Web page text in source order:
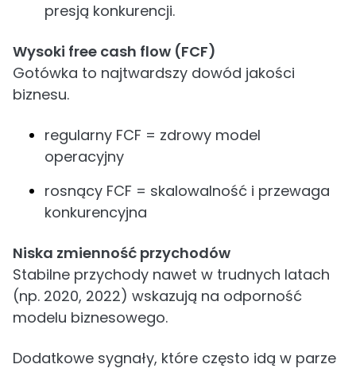
presją konkurencji.
Wysoki free cash flow (FCF)
Gotówka to najtwardszy dowód jakości
biznesu.
regularny FCF = zdrowy model
operacyjny
rosnący FCF = skalowalność i przewaga
konkurencyjna
Niska zmienność przychodów
Stabilne przychody nawet w trudnych latach
(np. 2020, 2022) wskazują na odporność
modelu biznesowego.
Dodatkowe sygnały, które często idą w parze